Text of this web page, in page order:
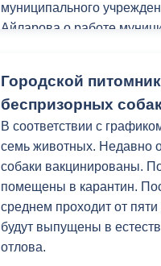
муниципального
Айларова о работе
Администрацией города,
паводкоопасного
обследование мостов и
подходов к мостовым
работы.
«Для минимизации
администрацией
Городской
беспризорных
В соответствии с
семь животных. Недавно
собаки вакцинированы.
помещены в карантин.
среднем проходит от
будут выпущены в
отлова.